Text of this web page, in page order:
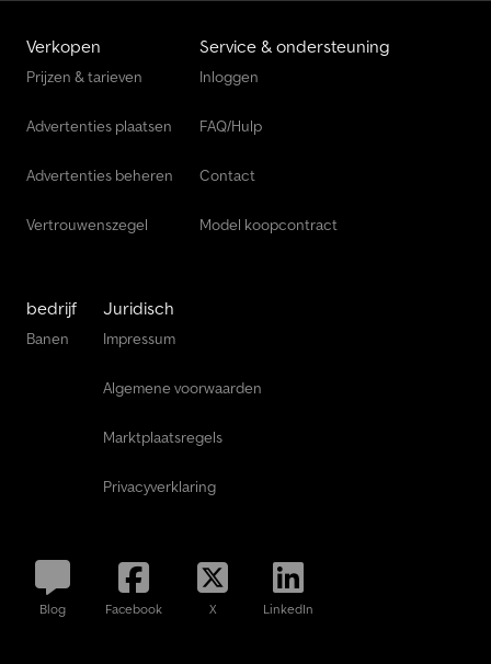
Verkopen
Prijzen & tarieven
Advertenties plaatsen
Advertenties beheren
Vertrouwenszegel
Service & ondersteuning
Inloggen
FAQ/Hulp
Contact
Model koopcontract
bedrijf
Banen
Juridisch
Impressum
Algemene voorwaarden
Marktplaatsregels
Privacyverklaring
Blog Facebook X LinkedIn